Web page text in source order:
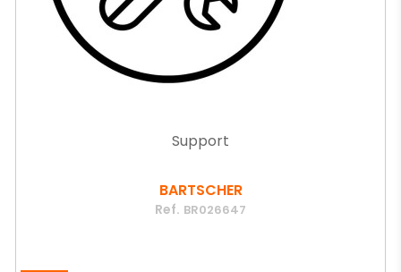
Support
BARTSCHER
Ref. BR026647